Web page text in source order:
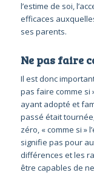
l’estime de soi,
efficaces
ses parents.
Ne pas faire
Il est donc
pas faire comme si
ayant adopté et
passé était
zéro, « comme si »
signifie pas pour
différences et les
être capables de